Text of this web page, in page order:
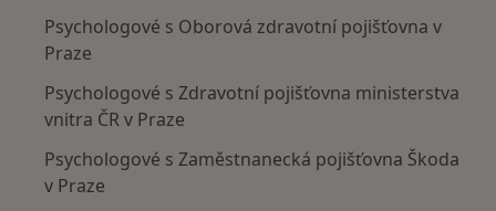
Psychologové s Oborová zdravotní pojišťovna v
Praze
Psychologové s Zdravotní pojišťovna ministerstva
vnitra ČR v Praze
Psychologové s Zaměstnanecká pojišťovna Škoda
v Praze